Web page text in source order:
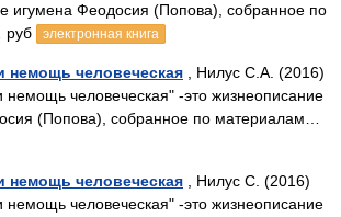
игумена Феодосия (Попова), собранное по
руб
электронная книга
немощь человеческая , Нилус С.А. (2016)
человеческая" -это жизнеописание
(Попова), собранное по материалам…
немощь человеческая , Нилус С. (2016)
человеческая" -это жизнеописание